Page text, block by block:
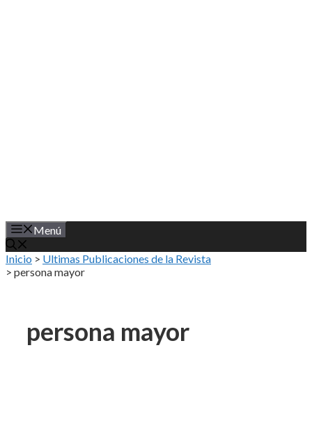
Menú
Inicio > Ultimas Publicaciones de la Revista
> persona mayor
persona mayor